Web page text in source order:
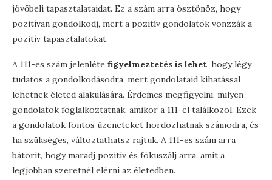
jövőbeli tapasztalataidat. Ez a szám arra ösztönöz, hogy
pozitívan gondolkodj, mert a pozitív gondolatok vonzzák a
pozitív tapasztalatokat.
A 111-es szám jelenléte figyelmeztetés is lehet, hogy légy
tudatos a gondolkodásodra, mert gondolataid kihatással
lehetnek életed alakulására. Érdemes megfigyelni, milyen
gondolatok foglalkoztatnak, amikor a 111-el találkozol. Ezek
a gondolatok fontos üzeneteket hordozhatnak számodra, és
ha szükséges, változtathatsz rajtuk. A 111-es szám arra
bátorít, hogy maradj pozitív és fókuszálj arra, amit a
legjobban szeretnél elérni az életedben.